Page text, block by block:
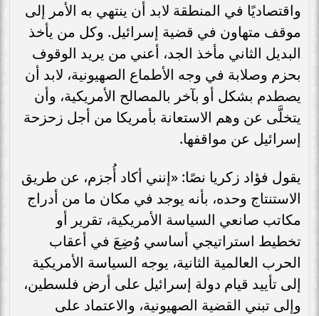
واقتصاديًا في المنطقة لابد أن ينتهي به الأمر إلى
موقف متهاون في قضية إسرائيل. وكل من يأخذ
البديل الثاني مأخذ الجد، أعني من يريد الوقوف
بحزم وصلابة في وجه الأطماع الصهيونية، لابد أن
يصطدم بشكل أو بآخر بالمصالح الأمريكية، وأن
يتخلَّى عن وهم الاستعانة بأمريكا من أجل زحزحة
إسرائيل عن مواقفها.
يقول فؤاد زكريا نصًا: «إنني أكاد أُجزم، عن طريق
الاستنتاج وحده، بأنه يوجد في مكان ما من أدراج
مكاتب صانعي السياسة الأمريكية، تقرير أو
تخطيط استراتيجي أساسي وُضِعَ في أعقاب
الحرب العالمية الثانية، يوجه السياسة الأمريكية
إلى تأييد قيام دولة إسرائيل على أرض فلسطين،
وإلى تبني القضية الصهيونية، والاعتماد على